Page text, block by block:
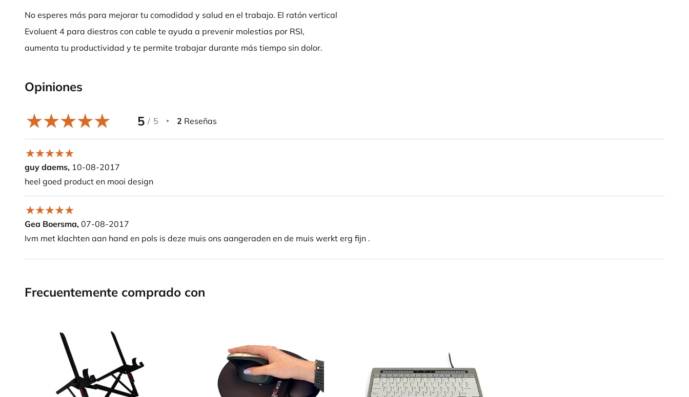
No esperes más para mejorar tu comodidad y salud en el trabajo. El ratón vertical
Evoluent 4 para diestros con cable te ayuda a prevenir molestias por RSI,
aumenta tu productividad y te permite trabajar durante más tiempo sin dolor.
Opiniones
5 / 5 2 Reseñas
guy daems, 10-08-2017
heel goed product en mooi design
Gea Boersma, 07-08-2017
Ivm met klachten aan hand en pols is deze muis ons aangeraden en de muis werkt erg fijn .
Frecuentemente comprado con